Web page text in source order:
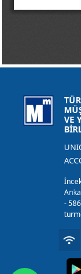
VE
-